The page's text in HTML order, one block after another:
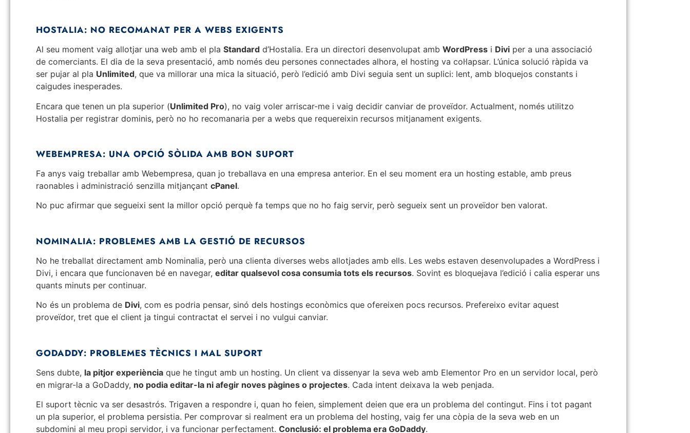
HOSTALIA: NO RECOMANAT PER A WEBS EXIGENTS
Al seu moment vaig allotjar una web amb el pla Standard d’Hostalia. Era un directori desenvolupat amb WordPress i Divi per a una associació
de comerciants. El dia de la seva presentació, amb només deu persones connectades alhora, el hosting va col·lapsar. L’única solució ràpida va
ser pujar al pla Unlimited, que va millorar una mica la situació, però l’edició amb Divi seguia sent un suplici: lent, amb bloquejos constants i
caigudes inesperades.
Encara que tenen un pla superior (Unlimited Pro), no vaig voler arriscar-me i vaig decidir canviar de proveïdor. Actualment, només utilitzo
Hostalia per registrar dominis, però no ho recomanaria per a webs que requereixin recursos mitjanament exigents.
WEBEMPRESA: UNA OPCIÓ SÒLIDA AMB BON SUPORT
Fa anys vaig treballar amb Webempresa, quan jo treballava en una empresa anterior. En el seu moment era un hosting estable, amb preus
raonables i administració senzilla mitjançant cPanel.
No puc afirmar que segueixi sent la millor opció perquè fa temps que no ho faig servir, però segueix sent un proveïdor ben valorat.
NOMINALIA: PROBLEMES AMB LA GESTIÓ DE RECURSOS
No he treballat directament amb Nominalia, però una clienta diverses webs allotjades amb ells. Les webs estaven desenvolupades a WordPress i
Divi, i encara que funcionaven bé en navegar, editar qualsevol cosa consumia tots els recursos. Sovint es bloquejava l’edició i calia esperar uns
quants minuts per continuar.
No és un problema de Divi, com es podria pensar, sinó dels hostings econòmics que ofereixen pocs recursos. Prefereixo evitar aquest
proveïdor, tret que el client ja tingui contractat el servei i no vulgui canviar.
GODADDY: PROBLEMES TÈCNICS I MAL SUPORT
Sens dubte, la pitjor experiència que he tingut amb un hosting. Un client va dissenyar la seva web amb Elementor Pro en un servidor local, però
en migrar-la a GoDaddy, no podia editar-la ni afegir noves pàgines o projectes. Cada intent deixava la web penjada.
El suport tècnic va ser desastrós. Trigaven a respondre i, quan ho feien, simplement deien que era un problema del contingut. Fins i tot pagant
un pla superior, el problema persistia. Per comprovar si realment era un problema del hosting, vaig fer una còpia de la seva web en un
subdomini al meu propi servidor, i va funcionar perfectament. Conclusió: el problema era GoDaddy.